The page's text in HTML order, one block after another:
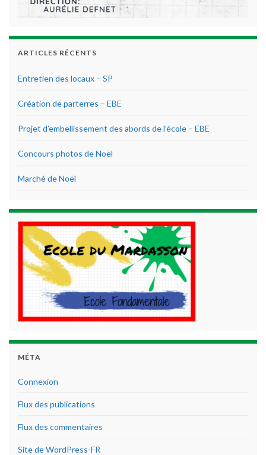
ARTICLES RÉCENTS
Entretien des locaux – SP
Création de parterres – EBE
Projet d’embellissement des abords de l’école – EBE
Concours photos de Noël
Marché de Noël
MÉTA
Connexion
Flux des publications
Flux des commentaires
Site de WordPress-FR